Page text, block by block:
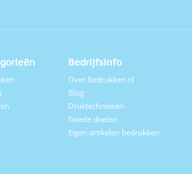
Bedrijfsinfo
Over Bedrukken.nl
Blog
Druktechnieken
Goede doelen
Eigen artikelen bedrukken